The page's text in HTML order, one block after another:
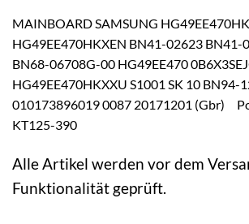
MAINBOARD SAMSUNG HG49EE470HK
HG49EE470HKXEN BN41-02623 BN41-
BN68-06708G-00 HG49EE470
HG49EE470HKXXU S1001 SK 10 BN94-
010173896019 0087 20171201 (Gbr)
KT125-390
Alle Artikel werden vor dem
Funktionalität geprüft.